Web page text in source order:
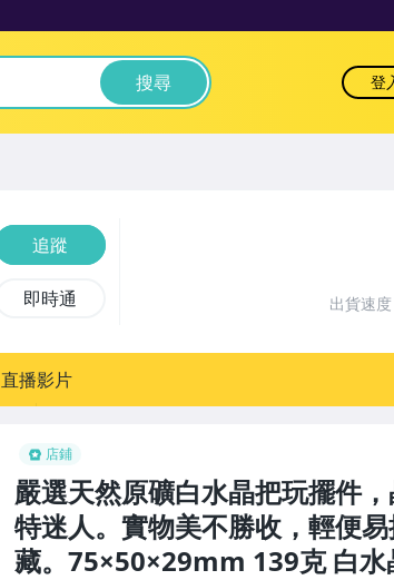
搜尋 登
店鋪
嚴選天然原礦白水晶把玩擺件
特迷人。實物美不勝收，輕便
藏。75×50×29mm 139克 白水
追蹤
即時通 出貨速度
直播影片